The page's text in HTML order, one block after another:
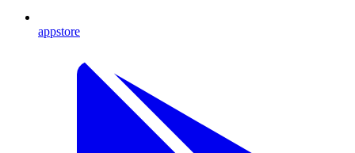
appstore